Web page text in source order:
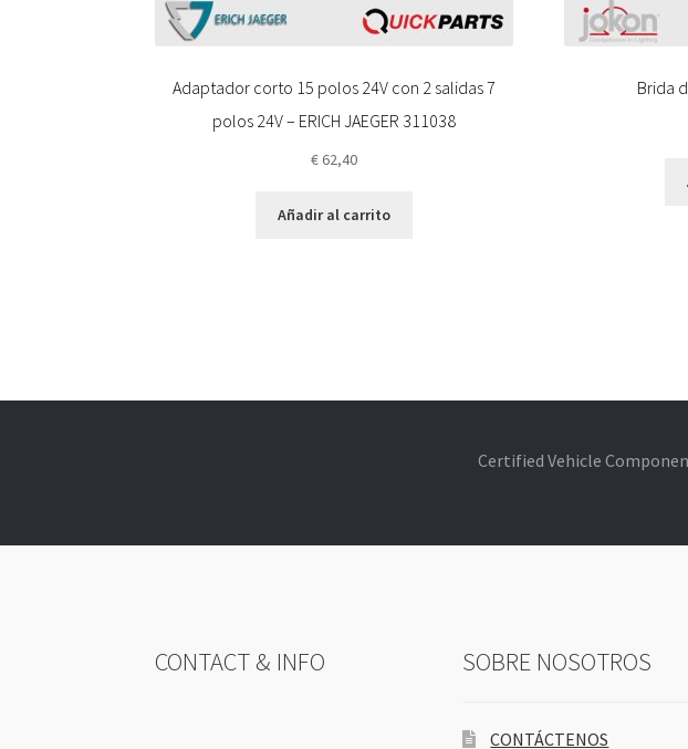
Adaptador corto 15 polos 24V con 2 salidas 7
polos 24V – ERICH JAEGER 311038
€62,40
Añadir al carrito
Brida
Certified Vehicle
CONTACT & INFO SOBRE NOSOTROS
CONTÁCTENOS